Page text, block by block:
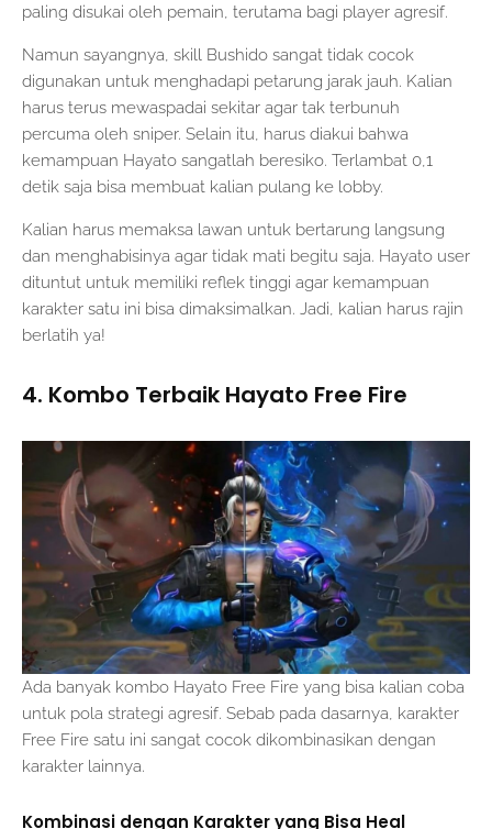
paling disukai oleh pemain, terutama bagi player agresif.
Namun sayangnya, skill Bushido sangat tidak cocok
digunakan untuk menghadapi petarung jarak jauh. Kalian
harus terus mewaspadai sekitar agar tak terbunuh
percuma oleh sniper. Selain itu, harus diakui bahwa
kemampuan Hayato sangatlah beresiko. Terlambat 0,1
detik saja bisa membuat kalian pulang ke lobby.
Kalian harus memaksa lawan untuk bertarung langsung
dan menghabisinya agar tidak mati begitu saja. Hayato user
dituntut untuk memiliki reflek tinggi agar kemampuan
karakter satu ini bisa dimaksimalkan. Jadi, kalian harus rajin
berlatih ya!
4. Kombo Terbaik Hayato Free Fire
Ada banyak kombo Hayato Free Fire yang bisa kalian coba
untuk pola strategi agresif. Sebab pada dasarnya, karakter
Free Fire satu ini sangat cocok dikombinasikan dengan
karakter lainnya.
Kombinasi dengan Karakter yang Bisa Heal